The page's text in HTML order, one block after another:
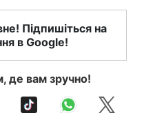
Підпишіться на
в Google!
де вам зручно!